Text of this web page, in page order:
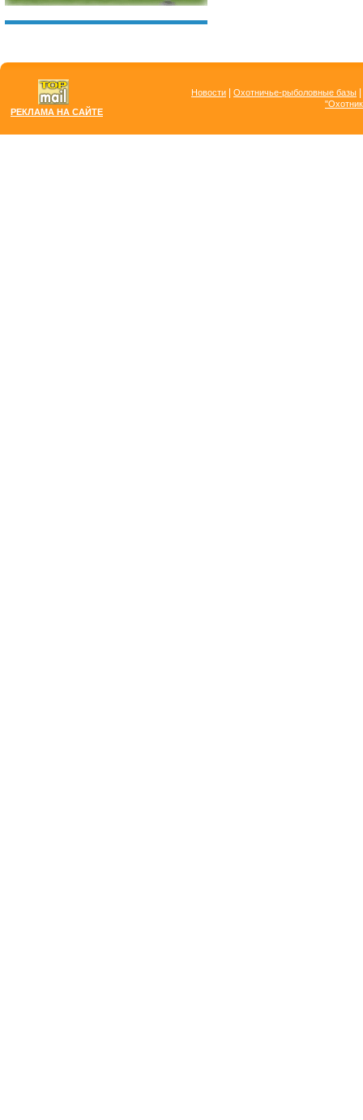
РЕКЛАМА НА САЙТЕ
Новости Охотничье-рыболовные базы